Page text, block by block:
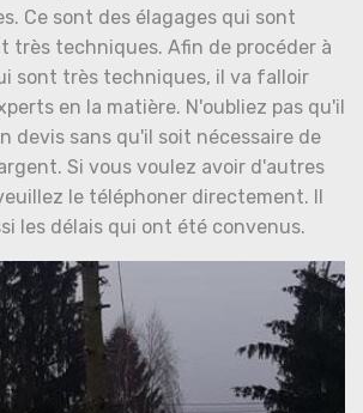
Ce sont des élagages qui sont
très techniques. Afin de procéder à
sont très techniques, il va falloir
en la matière. N'oubliez pas qu'il
devis sans qu'il soit nécessaire de
Si vous voulez avoir d'autres
le téléphoner directement. Il
les délais qui ont été convenus.